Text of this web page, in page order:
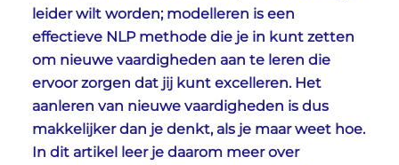
leider wilt worden; modelleren is een
effectieve NLP methode die je in kunt zetten
om nieuwe vaardigheden aan te leren die
ervoor zorgen dat jij kunt excelleren. Het
aanleren van nieuwe vaardigheden is dus
makkelijker dan je denkt, als je maar weet hoe.
In dit artikel leer je daarom meer over